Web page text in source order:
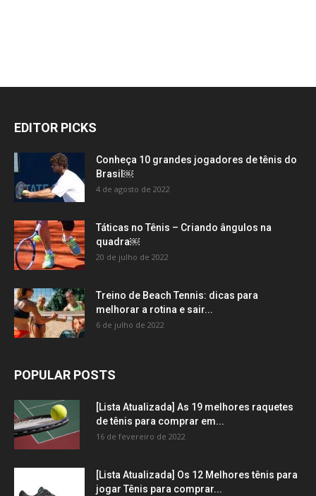
EDITOR PICKS
Conheça 10 grandes jogadores de tênis do
Brasil￼
4 de agosto de 2022
Táticas no Tênis – Criando ângulos na
quadra￼
20 de julho de 2022
Treino de Beach Tennis: dicas para
melhorar a rotina e sair...
6 de julho de 2022
POPULAR POSTS
[Lista Atualizada] As 19 melhores raquetes
de tênis para comprar em...
16 de fevereiro de 2022
[Lista Atualizada] Os 12 Melhores tênis para
jogar Tênis para comprar...